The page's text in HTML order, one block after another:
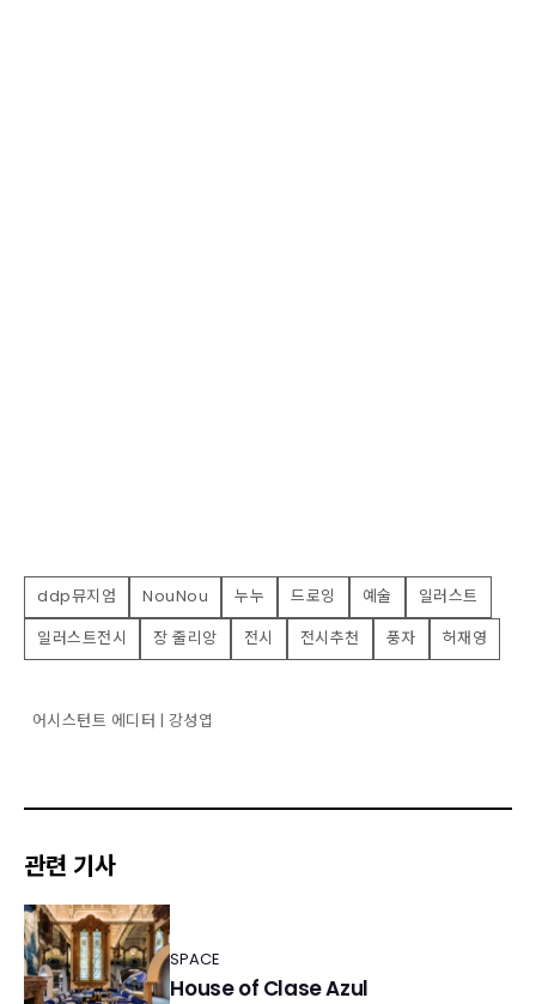
ddp뮤지엄 NouNou 누누 드로잉 예술
일러스트
일러스트전시
장 줄리앙 전시 전시추천 풍자 허재영
어시스턴트 에디터 | 강성엽
관련 기사
SPACE
House of Clase Azul